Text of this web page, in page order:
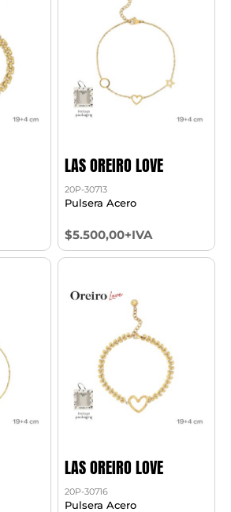
LAS OREIRO LOVE
20P-30713
Pulsera Acero
$5.500,00+IVA
LAS OREIRO LOVE
20P-30716
Pulsera Acero